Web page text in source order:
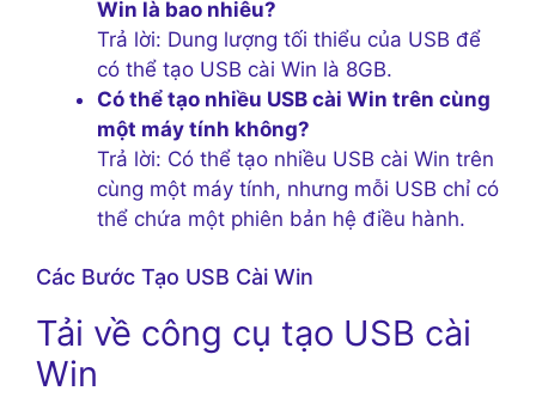
Win là bao nhiêu?
Trả lời: Dung lượng tối thiểu của USB để
có thể tạo USB cài Win là 8GB.
Có thể tạo nhiều USB cài Win trên cùng
một máy tính không?
Trả lời: Có thể tạo nhiều USB cài Win trên
cùng một máy tính, nhưng mỗi USB chỉ có
thể chứa một phiên bản hệ điều hành.
Các Bước Tạo USB Cài Win
Tải về công cụ tạo USB cài
Win